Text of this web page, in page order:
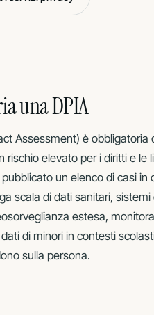
· VA, PenTest, IR
una DPIA
Assessment) è obbligatoria
elevato per i diritti e le
un elenco di casi in
scala di dati sanitari, sistemi
estesa,
di minori in contesti
sulla persona.